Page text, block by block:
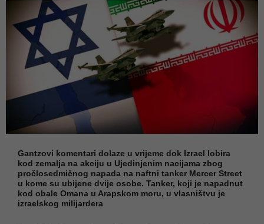
Gantzovi komentari dolaze u vrijeme dok Izrael lobira
kod zemalja na akciju u Ujedinjenim nacijama zbog
pročlosedmičnog napada na naftni tanker Mercer Street
u kome su ubijene dvije osobe. Tanker, koji je napadnut
kod obale Omana u Arapskom moru, u vlasništvu je
izraelskog milijardera